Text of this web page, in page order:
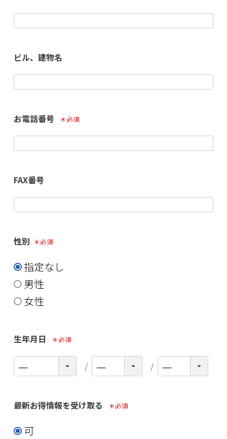
ビル、建物名
お電話番号
FAX番号
性別
指定なし
男性
女性
生年月日
最新お得情報を受け取る
可